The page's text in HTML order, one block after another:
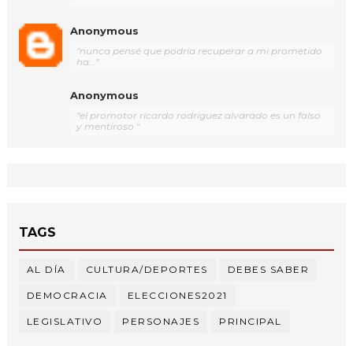
Anonymous
"nunca pensé que podría recuperar a mi prometido
ha..."
Anonymous
"el promotor ricardo rodríguez alvarado es un falso
y mentiroso "
TAGS
AL DÍA CULTURA/DEPORTES DEBES SABER
DEMOCRACIA ELECCIONES2021
LEGISLATIVO PERSONAJES PRINCIPAL